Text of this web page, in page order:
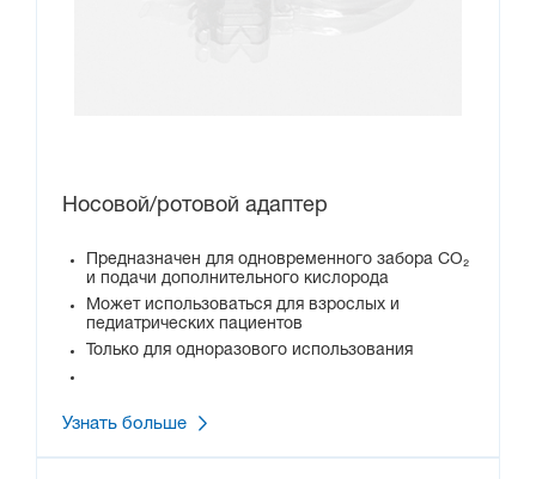
Носовой/ротовой адаптер
Предназначен для одновременного забора CO₂
и подачи дополнительного кислорода
Может использоваться для взрослых и
педиатрических пациентов
Только для одноразового использования
Узнать больше